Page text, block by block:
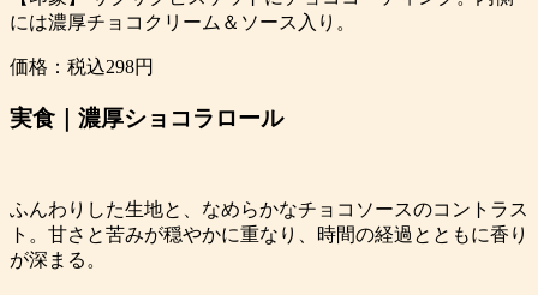
には濃厚チョコクリーム＆ソース入り。
価格：税込298円
実食｜濃厚ショコラロール
ふんわりした生地と、なめらかなチョコソースのコントラス
ト。甘さと苦みが穏やかに重なり、時間の経過とともに香り
が深まる。